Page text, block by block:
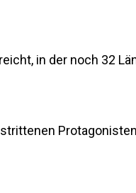
in der noch 32